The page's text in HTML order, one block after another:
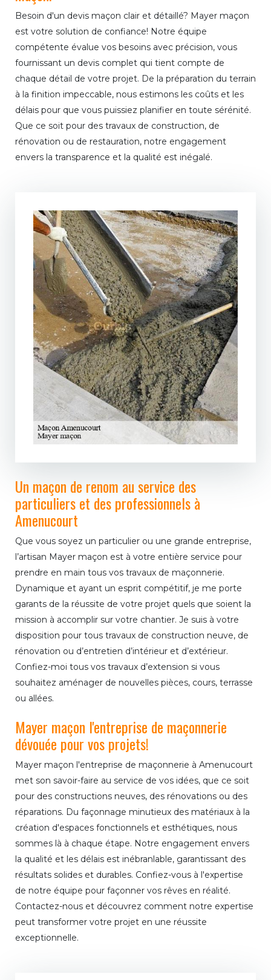
Besoin d'un devis maçon clair et détaillé? Mayer maçon
est votre solution de confiance! Notre équipe
compétente évalue vos besoins avec précision, vous
fournissant un devis complet qui tient compte de
chaque détail de votre projet. De la préparation du terrain
à la finition impeccable, nous estimons les coûts et les
délais pour que vous puissiez planifier en toute sérénité.
Que ce soit pour des travaux de construction, de
rénovation ou de restauration, notre engagement
envers la transparence et la qualité est inégalé.
Un maçon de renom au service des
particuliers et des professionnels à
Amenucourt
Que vous soyez un particulier ou une grande entreprise,
l’artisan Mayer maçon est à votre entière service pour
prendre en main tous vos travaux de maçonnerie.
Dynamique et ayant un esprit compétitif, je me porte
garants de la réussite de votre projet quels que soient la
mission à accomplir sur votre chantier. Je suis à votre
disposition pour tous travaux de construction neuve, de
rénovation ou d’entretien d’intérieur et d’extérieur.
Confiez-moi tous vos travaux d’extension si vous
souhaitez aménager de nouvelles pièces, cours, terrasse
ou allées.
Mayer maçon l'entreprise de maçonnerie
dévouée pour vos projets!
Mayer maçon l'entreprise de maçonnerie à Amenucourt
met son savoir-faire au service de vos idées, que ce soit
pour des constructions neuves, des rénovations ou des
réparations. Du façonnage minutieux des matériaux à la
création d'espaces fonctionnels et esthétiques, nous
sommes là à chaque étape. Notre engagement envers
la qualité et les délais est inébranlable, garantissant des
résultats solides et durables. Confiez-vous à l'expertise
de notre équipe pour façonner vos rêves en réalité.
Contactez-nous et découvrez comment notre expertise
peut transformer votre projet en une réussite
exceptionnelle.